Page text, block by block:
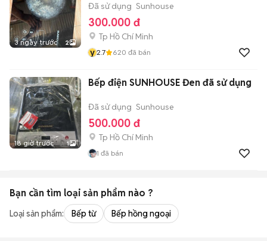
3 ngày trước 2
Đã sử dụng Sunhouse
300.000 đ
Tp Hồ Chí Minh
y 2.7 620 đã bán
18 giờ trước 1
Bếp điện SUNHOUSE Đen đã sử dụng
Đã sử dụng Sunhouse
500.000 đ
Tp Hồ Chí Minh
1 đã bán
Bạn cần tìm loại sản phẩm nào ?
Loại sản phẩm: Bếp từ Bếp hồng ngoại